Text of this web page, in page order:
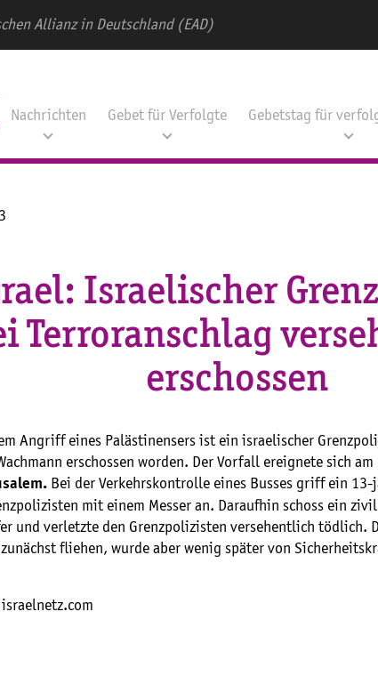
Allianz in Deutschland (EAD)
Nachrichten Gebet für Verfolgte Gebetstag für
Israelischer
Terroranschlag
erschossen
Angriff eines Palästinensers ist ein israelischer
erschossen worden. Der Vorfall ereignete sich
Bei der Verkehrskontrolle eines Busses griff ein
mit einem Messer an. Daraufhin schoss ein
und verletzte den Grenzpolizisten versehentlich tödlich.
fliehen, wurde aber wenig später von